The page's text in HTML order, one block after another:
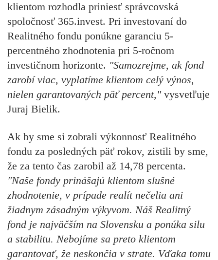
klientom rozhodla priniesť správcovská
spoločnosť 365.invest. Pri investovaní do
Realitného fondu ponúkne garanciu 5-
percentného zhodnotenia pri 5-ročnom
investičnom horizonte. "Samozrejme, ak fond
zarobí viac, vyplatíme klientom celý výnos,
nielen garantovaných päť percent,"vysvetľuje
Juraj Bielik.
Ak by sme si zobrali výkonnosť Realitného
fondu za posledných päť rokov, zistili by sme,
že za tento čas zarobil až 14,78 percenta.
"Naše fondy prinášajú klientom slušné
zhodnotenie, v prípade realít nečelia ani
žiadnym zásadným výkyvom. Náš Realitný
fond je najväčším na Slovensku a ponúka silu
a stabilitu. Nebojíme sa preto klientom
garantovať, že neskončia v strate. Vďaka tomu